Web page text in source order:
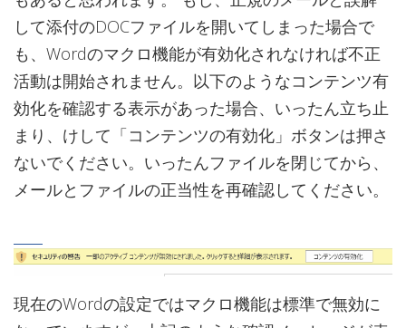
して添付のDOCファイルを開いてしまった場合で
も、Wordのマクロ機能が有効化されなければ不正
活動は開始されません。以下のようなコンテンツ有
効化を確認する表示があった場合、いったん立ち止
まり、けして「コンテンツの有効化」ボタンは押さ
ないでください。いったんファイルを閉じてから、
メールとファイルの正当性を再確認してください。
現在のWordの設定ではマクロ機能は標準で無効に